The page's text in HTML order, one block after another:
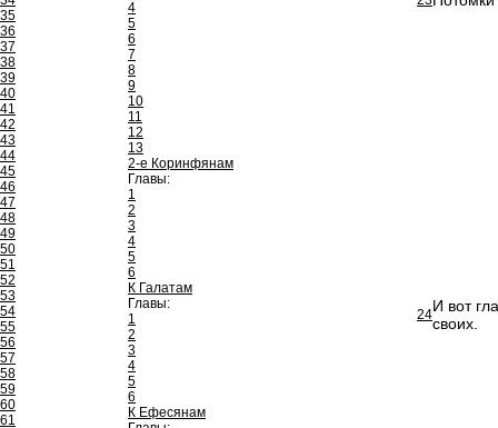
35
36
37
38
39
40
41
42
43
44
45
46
47
48
49
50
51
52
53
54
55
56
57
58
59
60
61
4
5
6
7
8
9
10
11
12
13
2-е Коринфянам
Главы:
1
2
3
4
5
6
К Галатам
Главы:
1
2
3
4
5
6
К Ефесянам
24И вот
своих.